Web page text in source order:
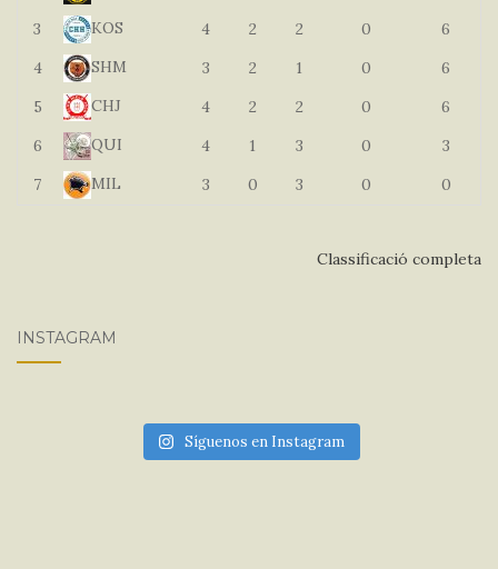
3
KOS 4 2 2 0
6
4
SHM 3 2 1 0
6
5
CHJ 4 2 2 0
6
6
QUI 4 1 3 0
3
7
MIL 3 0 3 0 0
Classificació completa
INSTAGRAM
Síguenos en Instagram